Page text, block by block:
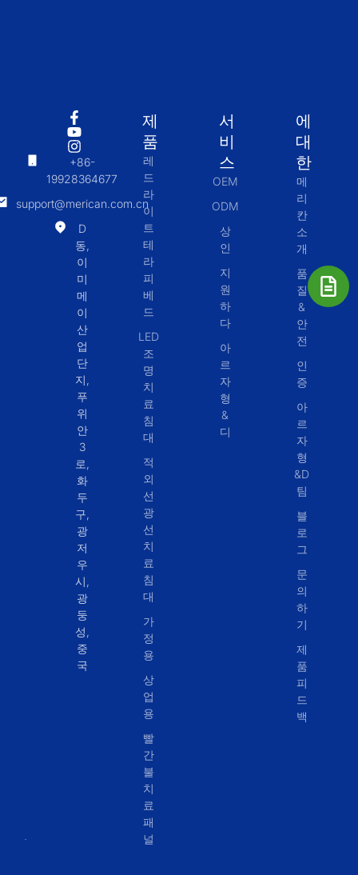
+86-
19928364677
support@merican.com.cn
D
동,
이
미
메
이
산
업
단
지,
푸
위
안
3
로,
화
두
구,
광
저
우
시,
광
둥
성,
중
국
제
품
레
드
라
이
트
테
라
피
베
드
LED
조
명
치
료
침
대
적
외
선
광
선
치
료
침
대
가
정
용
상
업
용
빨
간
불
치
료
패
널
서
비
스
OEM
ODM
상
인
지
원
하
다
아
르
자
형
&
디
에
대
한
메
리
칸
소
개
품
질
&
안
전
인
증
아
르
자
형
&D
팀
블
로
그
문
의
하
기
제
품
피
드
백